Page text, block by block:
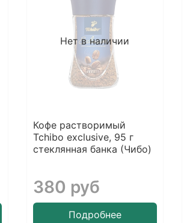
Нет в наличии
Кофе растворимый
Tchibo exclusive, 95 г
стеклянная банка (Чибо)
380 руб
Подробнее